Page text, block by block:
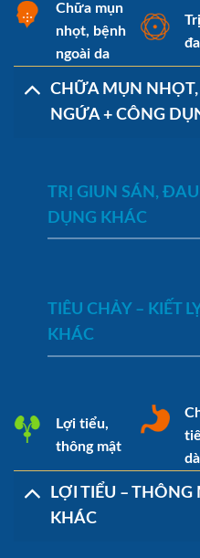
Chữa mụn
nhọt, bệnh
ngoài da
CHỮA MỤN
NGỨA + CÔNG
TRỊ GIUN SÁN,
DỤNG KHÁC
TIÊU CHẢY – KIẾT
KHÁC
Lợi tiểu,
thông mật
LỢI TIỂU –
KHÁC